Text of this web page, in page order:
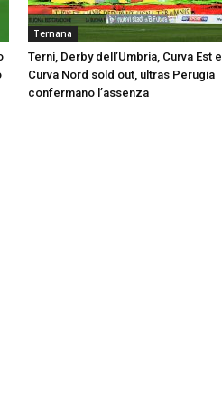
Ternana
Terni, Derby dell’Umbria, Curva Est e
Curva Nord sold out, ultras Perugia
confermano l’assenza